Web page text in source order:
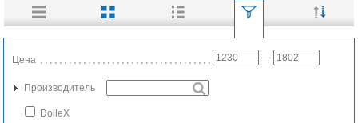
Цена —
Производитель
DolleX